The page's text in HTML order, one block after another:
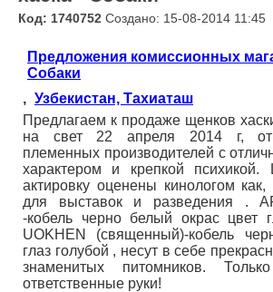
Код: 1740752 Создано: 15-08-2014 11:45
Предложения комиссионных
Собаки
, Узбекистан, Тахиаташ
Предлагаем к продаже щенков
на свет 22 апреля 2014 г, от
племенных производителей с
характером и крепкой
актировку оценены кинологом как,
для выставок и разведения .
-кобель черно белый окрас цвет
UOKHEN (священный)-кобель
глаз голубой , несут в себе
знаменитых питомников.
ответственные руки!